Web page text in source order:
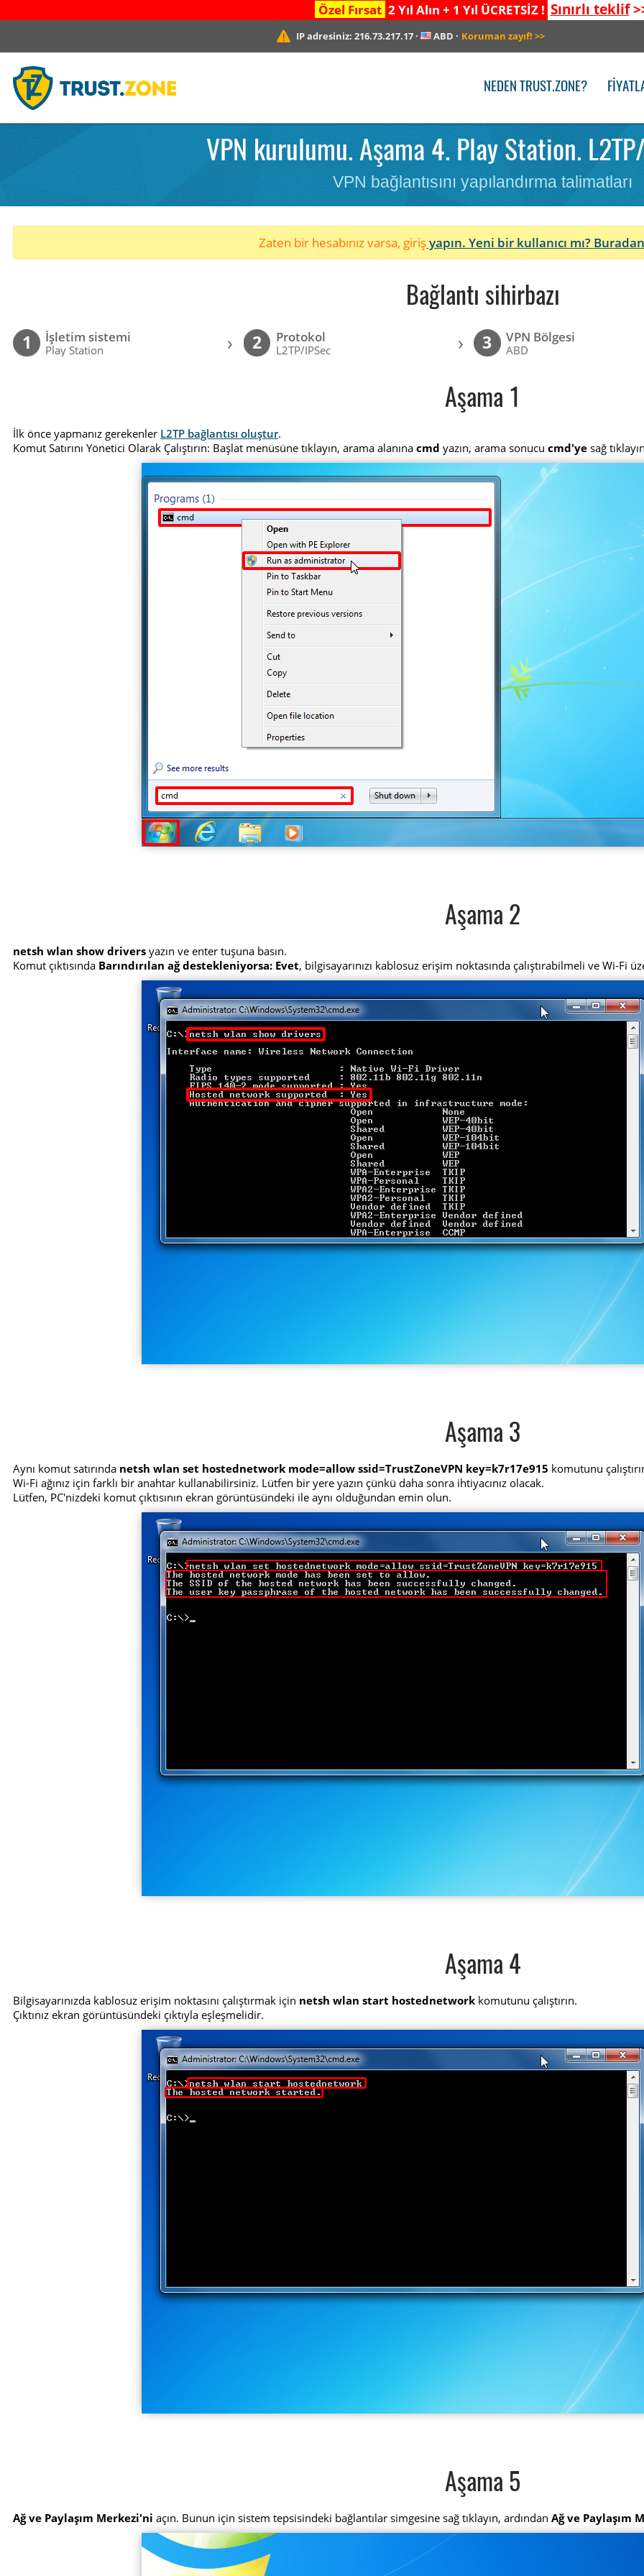
Özel Fırsat 2 Yıl Alın + 1 Yıl ÜCRETSİZ ! Sınırlı teklif
IP adresiniz: 216.73.217.17· ABD · Koruman zayıf! >>
NEDEN TRUST.ZONE?
VPN kurulumu. Aşama 4. Play Station.
VPN bağlantısını yapılandırma talimatları
Zaten bir hesabınız varsa, girişyapın. Yeni bir kullanıcı mı?
Bağlantı sihirbazı
1 İşletim sistemi
Play Station › 2 Protokol
L2TP/IPSec › 3 VPN Bölgesi
ABD
Aşama 1
İlk önce yapmanız gerekenler L2TP bağlantısı oluştur.
Komut Satırını Yönetici Olarak Çalıştırın: Başlat menüsüne tıklayın, arama alanınacmd yazın, arama sonucucmd'ye sağ
Aşama 2
netsh wlan show drivers yazın ve enter tuşuna basın.
Komut çıktısında Barındırılan ağ destekleniyorsa: Evet, bilgisayarınızı kablosuz erişim noktasında çalıştırabilmeli ve Wi-Fi
Aşama 3
Aynı komut satırında netsh wlan set hostednetwork mode=allow ssid=TrustZoneVPN key=k7r17e915 komutunu
Wi-Fi ağınız için farklı bir anahtar kullanabilirsiniz. Lütfen bir yere yazın çünkü daha sonra ihtiyacınız olacak.
Lütfen, PC'nizdeki komut çıktısının ekran görüntüsündeki ile aynı olduğundan emin olun.
Aşama 4
Bilgisayarınızda kablosuz erişim noktasını çalıştırmak için netsh wlan start hostednetwork komutunu çalıştırın.
Çıktınız ekran görüntüsündeki çıktıyla eşleşmelidir.
Aşama 5
Ağ ve Paylaşım Merkezi'ni açın. Bunun için sistem tepsisindeki bağlantılar simgesine sağ tıklayın, ardındanAğ ve Paylaşım